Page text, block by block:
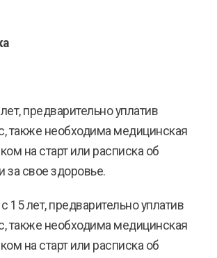
предварительно уплатив
также необходима медицинская
на старт или расписка об
за свое здоровье.
15 лет, предварительно уплатив
также необходима медицинская
на старт или расписка об